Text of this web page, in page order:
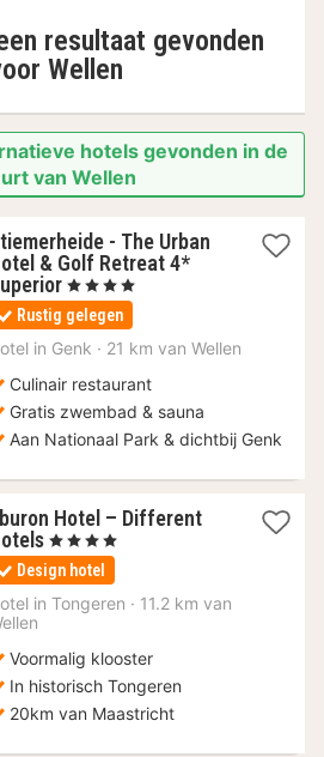
resultaat gevonden
Wellen
hotels gevonden in de
van Wellen
- The Urban
& Golf Retreat 4*
1
nacht
vanaf
113
, 4 Sterren
Rustig gelegen
in Genk · 21 km van Wellen
Culinair restaurant
Gratis zwembad & sauna
Aan Nationaal Park & dichtbij Genk
Hotel – Different
1
nacht
vanaf
99
, 4 Sterren
Design hotel
in Tongeren · 11.2 km van
Voormalig klooster
In historisch Tongeren
20km van Maastricht